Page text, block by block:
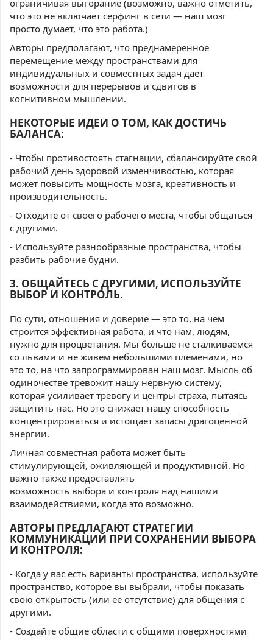
ограничивая выгорание (возможно, важно отметить,
что это не включает серфинг в сети — наш мозг
просто думает, что это работа.)
Авторы предполагают, что преднамеренное
перемещение между пространствами для
индивидуальных и совместных задач дает
возможности для перерывов и сдвигов в
когнитивном мышлении.
НЕКОТОРЫЕ ИДЕИ О ТОМ, КАК ДОСТИЧЬ
БАЛАНСА:
- Чтобы противостоять стагнации, сбалансируйте свой
рабочий день здоровой изменчивостью, которая
может повысить мощность мозга, креативность и
производительность.
- Отходите от своего рабочего места, чтобы общаться
с другими.
- Используйте разнообразные пространства, чтобы
разбить рабочие будни.
3. ОБЩАЙТЕСЬ С ДРУГИМИ, ИСПОЛЬЗУЙТЕ
ВЫБОР И КОНТРОЛЬ.
По сути, отношения и доверие — это то, на чем
строится эффективная работа, и что нам, людям,
нужно для процветания. Мы больше не сталкиваемся
со львами и не живем небольшими племенами, но
это то, на что запрограммирован наш мозг. Мысль об
одиночестве тревожит нашу нервную систему,
которая усиливает тревогу и центры страха, пытаясь
защитить нас. Но это снижает нашу способность
концентрироваться и истощает запасы драгоценной
энергии.
Личная совместная работа может быть
стимулирующей, оживляющей и продуктивной. Но
важно также предоставлять
возможность выбора и контроля над нашими
взаимодействиями, когда это возможно.
АВТОРЫ ПРЕДЛАГАЮТ СТРАТЕГИИ
КОММУНИКАЦИЙ ПРИ СОХРАНЕНИИ ВЫБОРА
И КОНТРОЛЯ:
- Когда у вас есть варианты пространства, используйте
пространство, которое вы выбрали, чтобы показать
свою открытость (или ее отсутствие) для общения с
другими.
- Создайте общие области с общими поверхностями